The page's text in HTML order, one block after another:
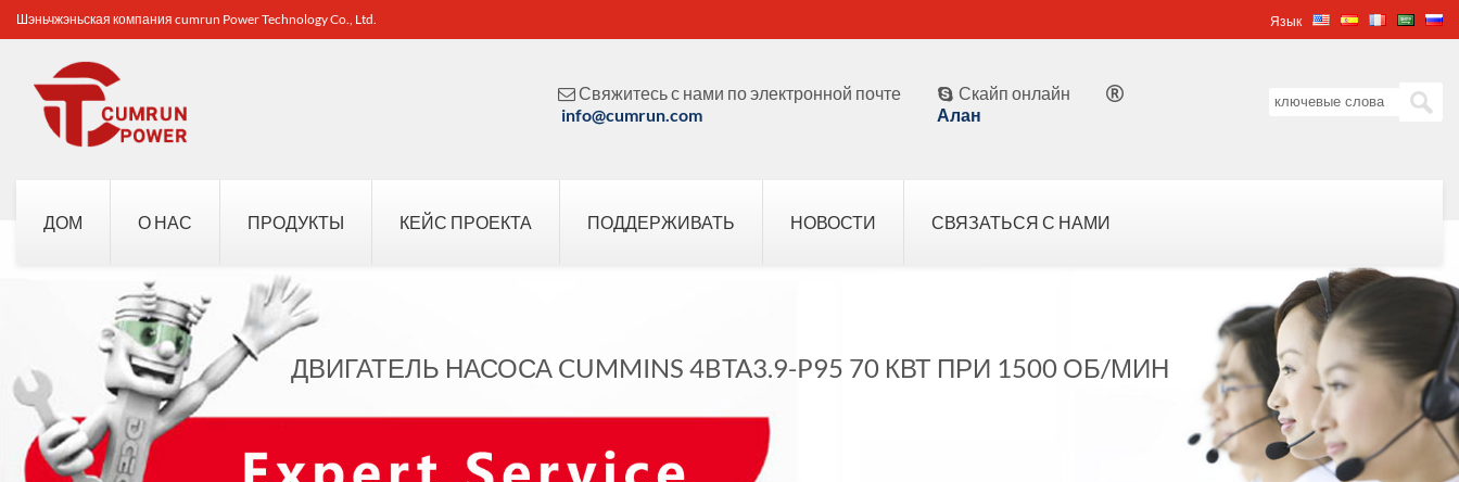
Шэньчжэньская компания cumrun Power Technology Co., Ltd. Язык
 Свяжитесь с нами по электронной почте
info@cumrun.com
 Скайп онлайн
Алан

ДОМ О НАС ПРОДУКТЫ КЕЙС ПРОЕКТА ПОДДЕРЖИВАТЬ НОВОСТИ СВЯЗАТЬСЯ С НАМИ
ДВИГАТЕЛЬ НАСОСА CUMMINS 4BTA3.9-P95 70 КВТ ПРИ 1500 ОБ/МИН